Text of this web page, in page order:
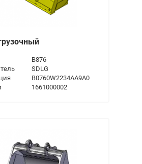
B876
SDLG
B0760W2234AA9A0
1661000002